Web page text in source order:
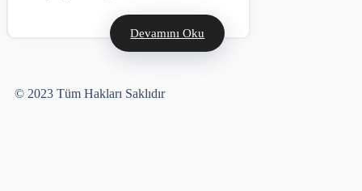
Devamını Oku
© 2023 Tüm Hakları Saklıdır